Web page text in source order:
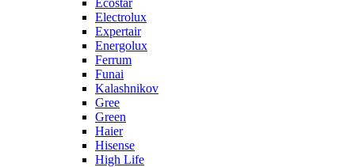
Electrolux
Expertair
Energolux
Ferrum
Funai
Kalashnikov
Gree
Grеen
Haier
Hisense
High Life